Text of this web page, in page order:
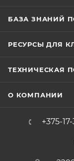
БАЗА ЗНАНИЙ
РЕСУРСЫ ДЛЯ
ТЕХНИЧЕСКАЯ
О КОМПАНИИ
+375-